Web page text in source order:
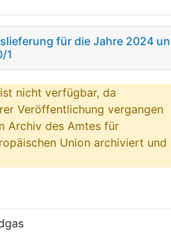
für die Jahre 2024
1
nicht verfügbar, da
Veröffentlichung vergangen
Archiv des Amtes für
Union archiviert und